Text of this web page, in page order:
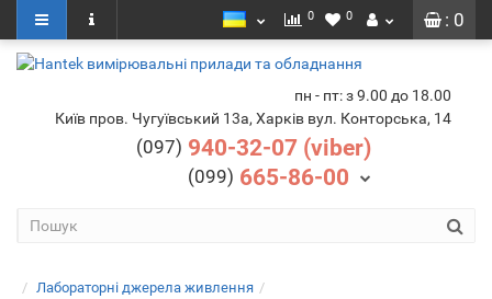
: 0
0 0
пн - пт: з 9.00 до 18.00
Київ пров. Чугуївський 13а, Харків вул. Конторська, 14
(097) 940-32-07 (viber)
(099) 665-86-00
Лабораторні джерела живлення